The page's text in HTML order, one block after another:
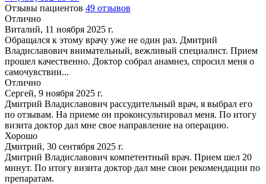
Отзывы пациентов 49 отзывов
Отлично
Виталий, 11 ноября 2025 г.
Обращался к этому врачу уже не один раз. Дмитрий
Владиславович внимательный, вежливый специалист. Прием
прошел качественно. Доктор собрал анамнез, спросил меня о
самочувствии...
Отлично
Сергей, 9 ноября 2025 г.
Дмитрий Владиславович рассудительный врач, я выбрал его
по отзывам. На приеме он проконсультировал меня. По итогу
визита доктор дал мне свое направление на операцию.
Хорошо
Дмитрий, 30 сентября 2025 г.
Дмитрий Владиславович компетентный врач. Прием шел 20
минут. По итогу визита доктор дал мне свои рекомендации по
препаратам.